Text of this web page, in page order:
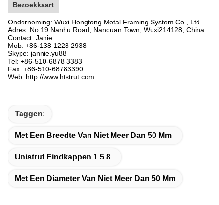
Bezoekkaart
Onderneming: Wuxi Hengtong Metal Framing System Co., Ltd.
Adres: No.19 Nanhu Road, Nanquan Town, Wuxi214128 , China
Contact: Janie
Mob: +86-138 1228 2938
Skype: jannie.yu88
Tel: +86-510-6878 3383
Fax: +86-510-68783390
Web: http://www.htstrut.com
Taggen:
Met Een Breedte Van Niet Meer Dan 50 Mm
Unistrut Eindkappen 1 5 8
Met Een Diameter Van Niet Meer Dan 50 Mm